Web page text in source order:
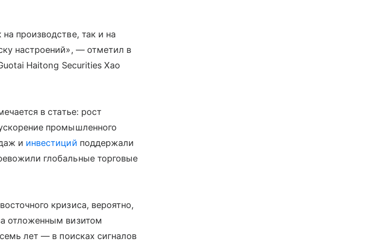
производстве, так и на
настроений», — отметил в
Haitong Securities Хао
в статье: рост
промышленного
и инвестиций поддержали
глобальные торговые
кризиса, вероятно,
отложенным визитом
лет — в поисках сигналов